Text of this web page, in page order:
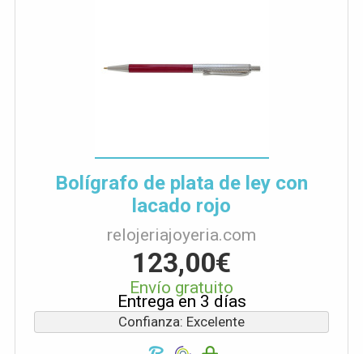
Bolígrafo de plata de ley con
lacado rojo
relojeriajoyeria.com
123,00€
Envío gratuito
Entrega en 3 días
Confianza: Excelente